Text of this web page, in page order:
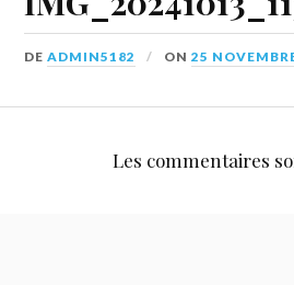
DEADMIN5182 ON25
Les commentaires